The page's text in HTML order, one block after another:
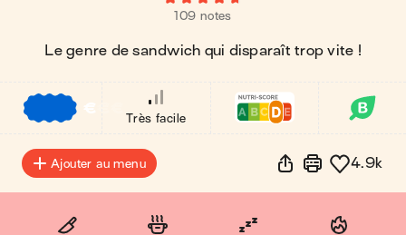
109 notes
Le genre de sandwich qui disparaît trop vite !
€
Très facile
Ajouter au menu 4.9k